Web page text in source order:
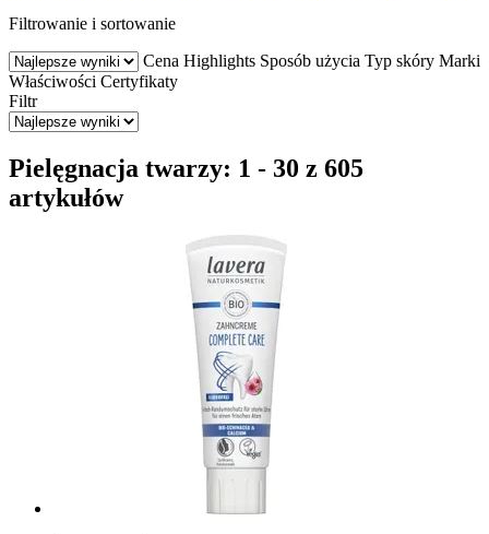
Filtrowanie i sortowanie
Cena Highlights Sposób użycia Typ skóry Marki
Właściwości Certyfikaty
Filtr
Pielęgnacja twarzy: 1 - 30 z 605
artykułów